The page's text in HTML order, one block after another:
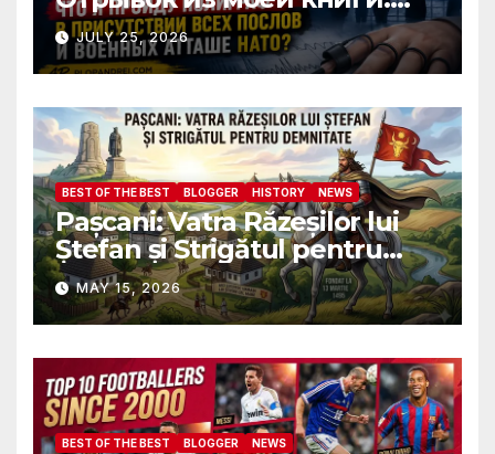
Почему ФБР боится, что я
пройду полиграф в
присутствии всех послов и
военных атташе НАТО?
JULY 25, 2026
BEST OF THE BEST BLOGGER HISTORY NEWS
Pașcani: Vatra Răzeșilor lui
Ștefan și Strigătul pentru
Demnitate în Fața
Amalgamării
MAY 15, 2026
BEST OF THE BEST BLOGGER NEWS